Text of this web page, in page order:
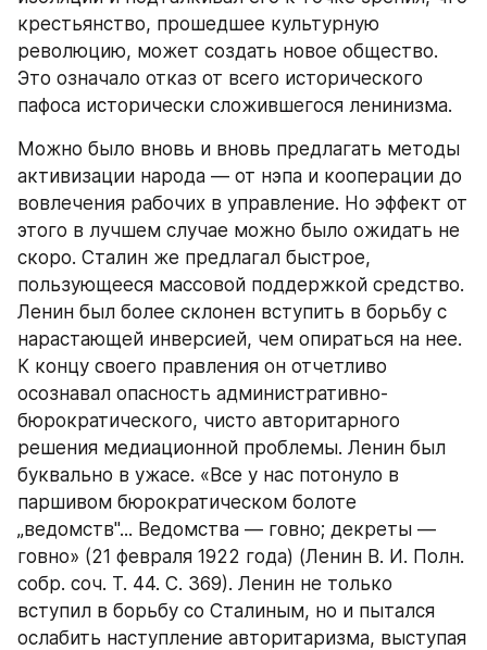
крестьянство, прошедшее культурную
революцию, может создать новое общество.
Это означало отказ от всего исторического
пафоса исторически сложившегося ленинизма.
Можно было вновь и вновь предлагать методы
активизации народа — от нэпа и кооперации до
вовлечения рабочих в управление. Но эффект от
этого в лучшем случае можно было ожидать не
скоро. Сталин же предлагал быстрое,
пользующееся массовой поддержкой средство.
Ленин был более склонен вступить в борьбу с
нарастающей инверсией, чем опираться на нее.
К концу своего правления он отчетливо
осознавал опасность административно-
бюрократического, чисто авторитарного
решения медиационной проблемы. Ленин был
буквально в ужасе. «Все у нас потонуло в
паршивом бюрократическом болоте
„ведомств"... Ведомства — говно; декреты —
говно» (21 февраля 1922 года) (Ленин В. И. Полн.
собр. соч. Т. 44. С. 369). Ленин не только
вступил в борьбу со Сталиным, но и пытался
ослабить наступление авторитаризма, выступая